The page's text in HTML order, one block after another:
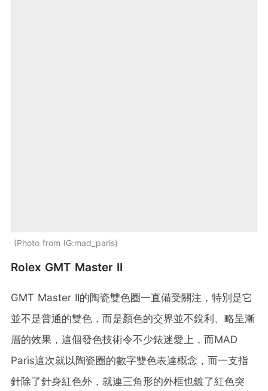
Photo from IG:mad_paris
Rolex GMT Master II
GMT Master II的陶瓷雙色圈一直備受關注，特別是它
並不是普通的雙色，而是顏色的交界並不銳利、略呈漸
層的效果，這個發色技術令不少錶迷愛上，而MAD
Paris這次就以陶瓷圈的數字雙色表達概念，而一支指
針除了針身紅色外，就連三角形的外框也鍍了紅色突